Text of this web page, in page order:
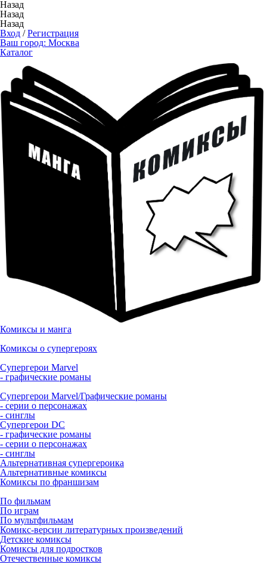
Назад
Назад
Назад
Вход /Регистрация
Ваш город: Москва
Каталог
Комиксы и манга
Комиксы о супергероях
Супергерои Marvel
- графические романы
Супергерои Marvel/Графические романы
- серии о персонажах
- синглы
Супергерои DC
- графические романы
- серии о персонажах
- синглы
Альтернативная супергероика
Альтернативные комиксы
Комиксы по франшизам
По фильмам
По играм
По мультфильмам
Комикс-версии литературных произведений
Детские комиксы
Комиксы для подростков
Отечественные комиксы